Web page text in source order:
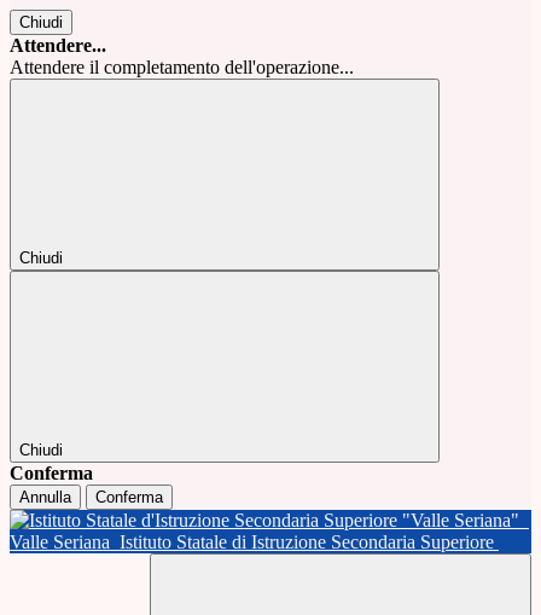
Chiudi
Attendere...
Attendere il completamento dell'operazione...
Chiudi
Chiudi
Conferma
Annulla Conferma
Valle Seriana Istituto Statale di Istruzione Secondaria Superiore